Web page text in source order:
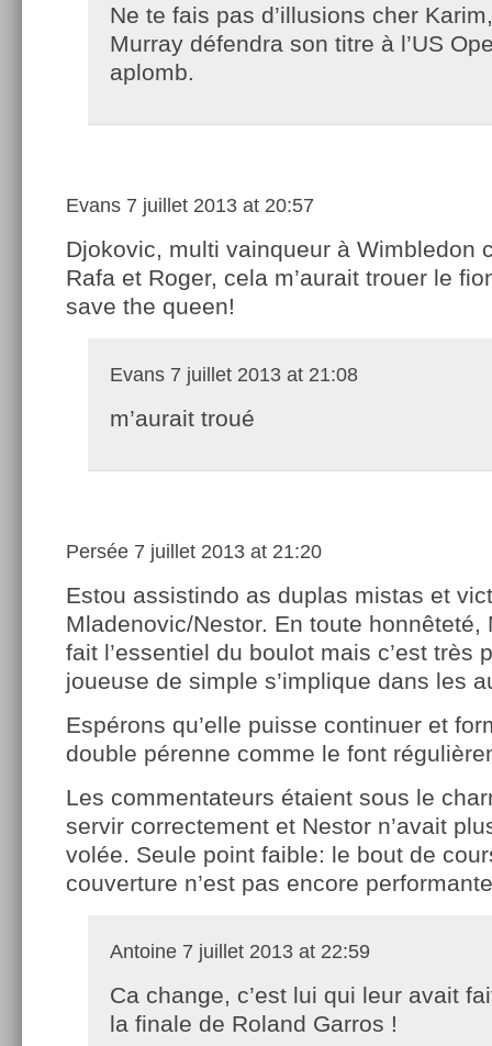
Ne te fais pas d’illusions cher
Murray défendra son titre à l’US
aplomb.
Evans 7 juillet 2013 at 20:57
Djokovic, multi vainqueur à Wimbledon
Rafa et Roger, cela m’aurait trouer le
save the queen!
Evans 7 juillet 2013 at 21:08
m’aurait troué
Persée 7 juillet 2013 at 21:20
Estou assistindo as duplas mistas et
Mladenovic/Nestor. En toute honnêteté,
fait l’essentiel du boulot mais c’est très
joueuse de simple s’implique dans les
Espérons qu’elle puisse continuer et
double pérenne comme le font
Les commentateurs étaient sous le
servir correctement et Nestor n’avait
volée. Seule point faible: le bout de
couverture n’est pas encore
Antoine 7 juillet 2013 at 22:59
Ca change, c’est lui qui leur avait
la finale de Roland Garros !